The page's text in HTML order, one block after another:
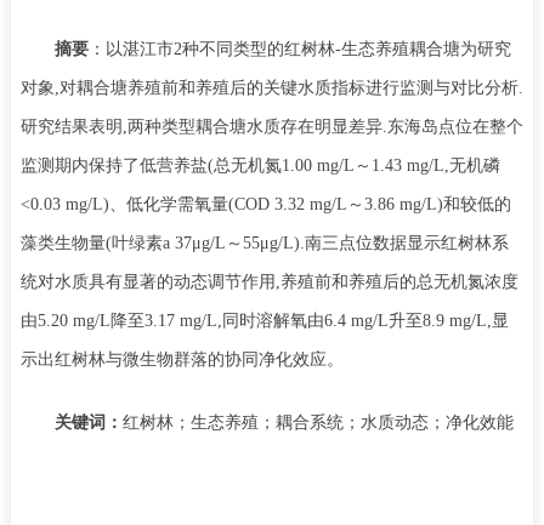
摘要： 以湛江市2种不同类型的红树林-生态养殖耦合塘为研究
对象,对耦合塘养殖前和养殖后的关键水质指标进行监测与对比分析.
研究结果表明,两种类型耦合塘水质存在明显差异.东海岛点位在整个
监测期内保持了低营养盐(总无机氮1.00 mg/L～1.43 mg/L,无机磷
<0.03 mg/L)、低化学需氧量(COD 3.32 mg/L～3.86 mg/L)和较低的
藻类生物量(叶绿素a 37μg/L～55μg/L).南三点位数据显示红树林系
统对水质具有显著的动态调节作用,养殖前和养殖后的总无机氮浓度
由5.20 mg/L降至3.17 mg/L,同时溶解氧由6.4 mg/L升至8.9 mg/L,显
示出红树林与微生物群落的协同净化效应。
关键词： 红树林；生态养殖；耦合系统；水质动态；净化效能